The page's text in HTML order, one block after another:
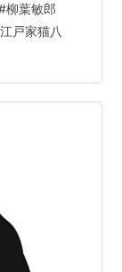
』デジタ
柳葉敏郎
江戸家猫八